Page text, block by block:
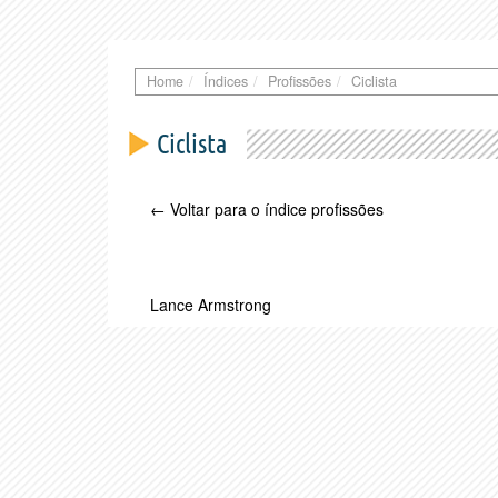
Home Índices Profissões Ciclista
Ciclista
← Voltar para o índice profissões
Lance Armstrong